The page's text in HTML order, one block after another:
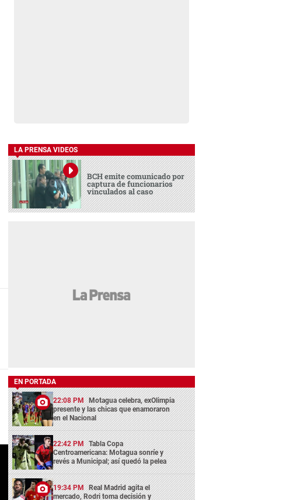
LA PRENSA VIDEOS
BCH emite comunicado por
captura de funcionarios
vinculados al caso
EN PORTADA
22:08 PM Motagua celebra, exOlimpia
presente y las chicas que enamoraron
en el Nacional
22:42 PM Tabla Copa
Centroamericana: Motagua sonríe y
revés a Municipal; así quedó la pelea
19:34 PM Real Madrid agita el
mercado, Rodri toma decisión y